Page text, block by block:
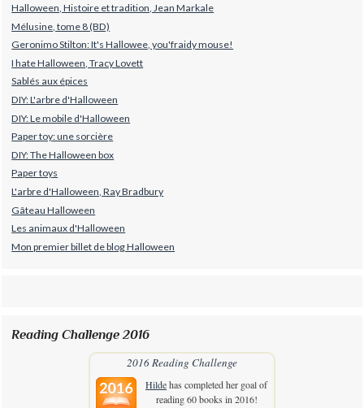
Halloween, Histoire et tradition, Jean Markale
Mélusine, tome 8 (BD)
Geronimo Stilton: It's Hallowee, you'fraidy mouse!
I hate Halloween, Tracy Lovett
Sablés aux épices
DIY: L'arbre d'Halloween
DIY: Le mobile d'Halloween
Paper toy: une sorcière
DIY: The Halloween box
Paper toys
L'arbre d'Halloween, Ray Bradbury
Gâteau Halloween
Les animaux d'Halloween
Mon premier billet de blog Halloween
Reading Challenge 2016
2016 Reading Challenge
Hildehas completed her goal of
reading 60 books in 2016!